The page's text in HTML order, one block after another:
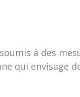
à des
qui envisage